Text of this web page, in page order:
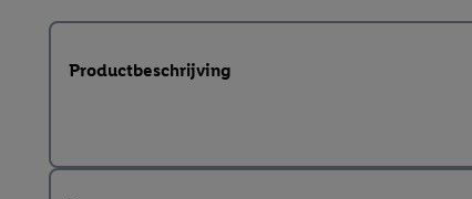
Productbeschrijving